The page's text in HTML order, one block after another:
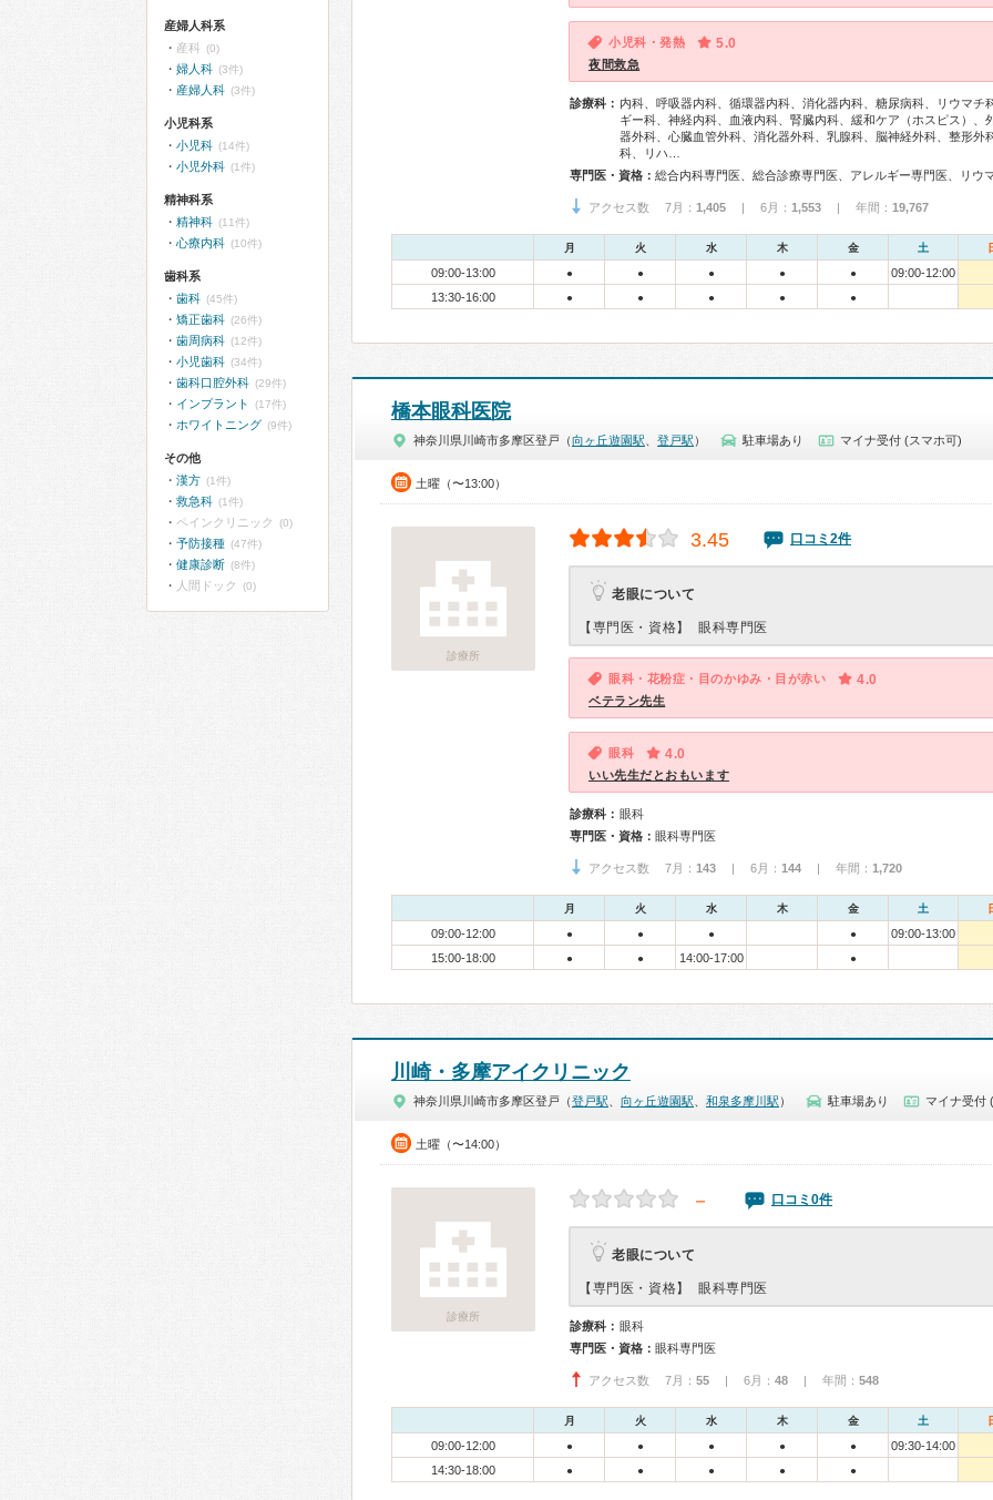
小児科・発熱 5.0
夜間救急
診療科： 内科、呼吸器内科、循環器内科、消化器内科、糖尿病科、リウマチ
ギー科、神経内科、血液内科、腎臓内科、緩和ケア（ホスピス）、
器外科、心臓血管外科、消化器外科、乳腺科、脳神経外科、整形外
科、リハ…
専門医・資格：
アクセス数 7月： 1,405 | 6月： 1,553 | 年間： 19,767
月 火 水 木 金 土
09:00-13:00 ● ● ● ● ●
09:00-12:00
13:30-16:00
● ● ● ● ●
橋本眼科医院
神奈川県川崎市多摩区登戸（向ヶ丘遊園駅 登戸駅 ） 駐車場あり マイナ受付 (スマホ可)
土曜（〜13:00）
診療所
3.45 口コミ2件
老眼について
【専門医・資格】 眼科専門医
眼科・花粉症・目のかゆみ・目が赤い 4.0
ベテラン先生
眼科 4.0
いい先生だとおもいます
診療科： 眼科
専門医・資格： 眼科専門医
アクセス数 7月： 143 | 6月： 144 | 年間： 1,720
月 火 水 木 金 土
09:00-12:00 ● ● ● ●
09:00-13:00
15:00-18:00
● ● 14:00-17:00 ●
川崎・多摩アイクリニック
神奈川県川崎市多摩区登戸（登戸駅 向ヶ丘遊園駅 和泉多摩川駅 ） 駐車場あり マイナ受付
土曜（〜14:00）
診療所
－ 口コミ0件
老眼について
【専門医・資格】 眼科専門医
診療科： 眼科
専門医・資格： 眼科専門医
アクセス数 7月： 55 | 6月： 48 | 年間： 548
月 火 水 木 金 土
09:00-12:00 ● ● ● ● ●
09:30-14:00
14:30-18:00
● ● ● ● ●
産婦人科系
産科 (0)
婦人科 (3件)
産婦人科 (3件)
小児科系
小児科 (14件)
小児外科 (1件)
精神科系
精神科 (11件)
心療内科 (10件)
歯科系
歯科 (45件)
矯正歯科 (26件)
歯周病科 (12件)
小児歯科 (34件)
歯科口腔外科 (29件)
インプラント (17件)
ホワイトニング (9件)
その他
漢方 (1件)
救急科 (1件)
ペインクリニック (0)
予防接種 (47件)
健康診断 (8件)
人間ドック (0)